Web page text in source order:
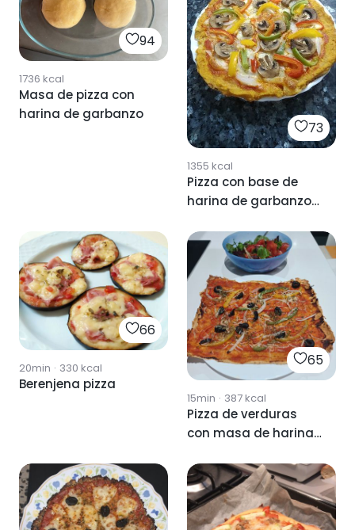
94
1736 kcal
Masa de pizza con
harina de garbanzo
73
1355 kcal
Pizza con base de
harina de garbanzos
66
20min · 330 kcal
Berenjena pizza
65
15min · 387kcal
Pizza de verduras
con masa de harina